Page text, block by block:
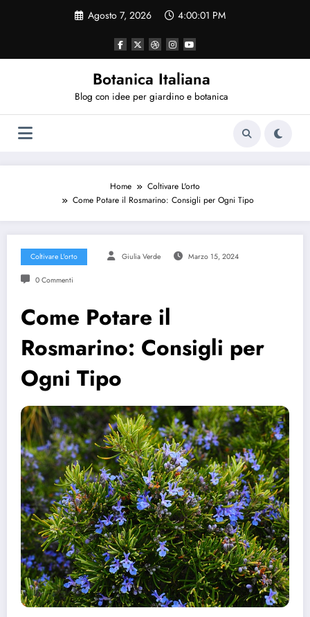
Agosto 7, 2026 4:00:01 PM
Botanica Italiana
Blog con idee per giardino e botanica
Home
Coltivare L'orto
Come Potare il Rosmarino: Consigli per Ogni Tipo
Coltivare L'orto Giulia Verde Marzo 15, 2024
0 Commenti
Come Potare il
Rosmarino: Consigli per
Ogni Tipo